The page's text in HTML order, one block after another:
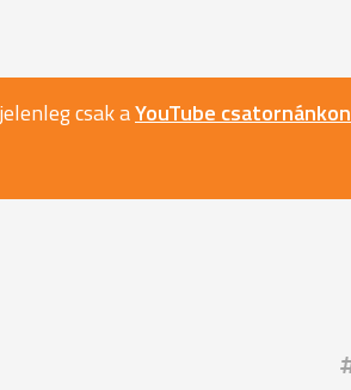
csak aYouTube csatornánkon